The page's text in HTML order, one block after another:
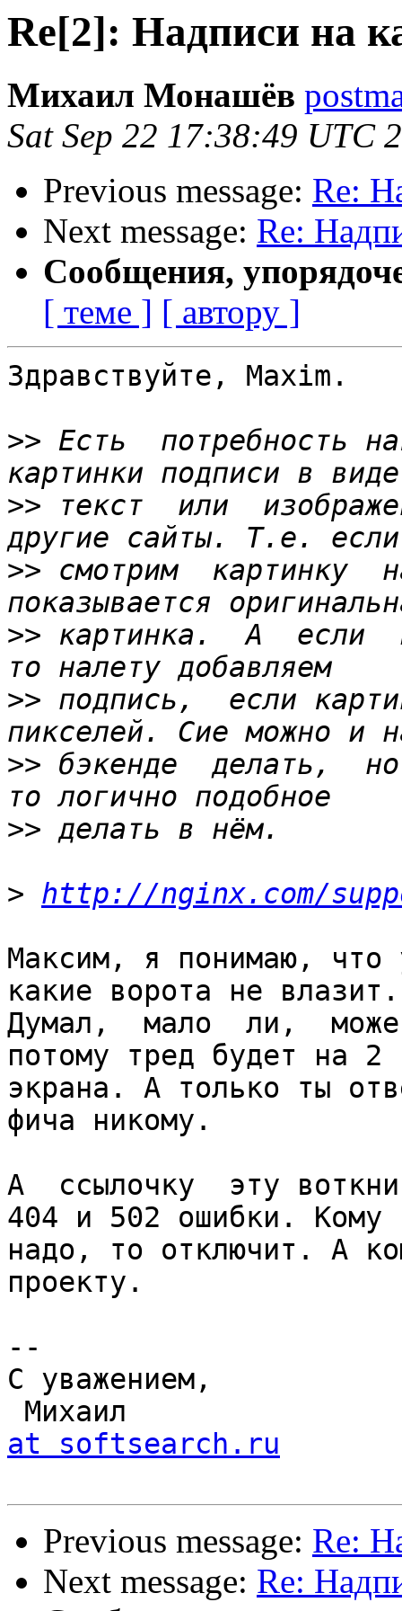
Re[2]: Надписи на
Михаил Монашёв
Sat Sep 22 17:38:49 UTC
Previous message: Re:
Next message: Re:
Сообщения,
[ теме ] [ автору ]
Здравствуйте, Maxim.
>> Есть  потребность
>> текст  или
>> смотрим  картинку
>> картинка.  А  если
>> подпись,  если
>> бэкенде  делать,
>>
> http://nginx.com/
Максим, я понимаю,
какие ворота не влазит.
Думал,  мало  ли,
потому тред будет на 2
экрана. А только ты
фича никому.
А  ссылочку  эту
404 и 502 ошибки. Кому
надо, то отключит. А
проекту.
--
С уважением,
Михаил
at softsearch.ru
Previous message: Re:
Next message: Re: